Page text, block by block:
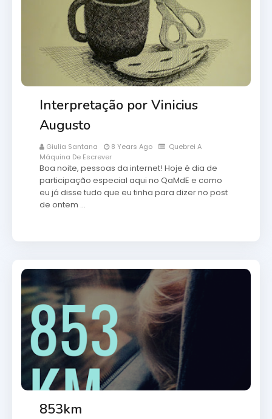
Interpretação por Vinicius
Augusto
Giulia Santana 8 Years Ago
Quebrei A
Máquina De Escrever
Boa noite, pessoas da internet! Hoje é dia de
participação especial aqui no QaMdE e como
eu já disse tudo que eu tinha para dizer no post
de ontem …
853km